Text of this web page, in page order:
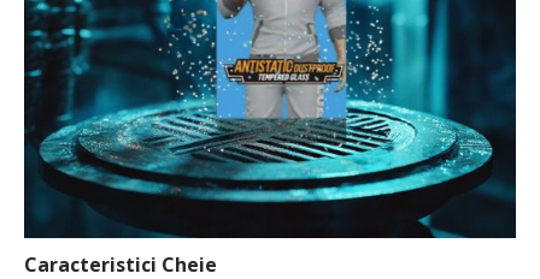
Caracteristici Cheie